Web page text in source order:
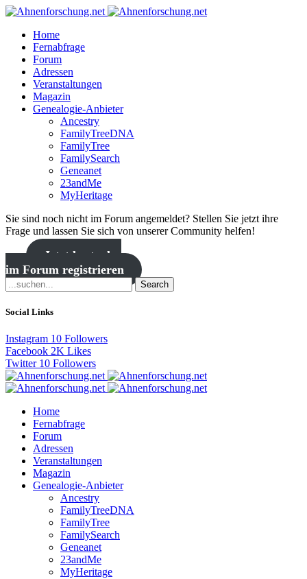
Home
Fernabfrage
Forum
Adressen
Veranstaltungen
Magazin
Genealogie-Anbieter
Ancestry
FamilyTreeDNA
FamilyTree
FamilySearch
Geneanet
23andMe
MyHeritage
Sie sind noch nicht im Forum angemeldet? Stellen Sie jetzt ihre
Frage und lassen Sie sich von unserer Community helfen!
Jetzt kostenlos
im Forum registrieren
Search
Social Links
Instagram 10 Followers
Facebook 2K Likes
Twitter 10 Followers
Home
Fernabfrage
Forum
Adressen
Veranstaltungen
Magazin
Genealogie-Anbieter
Ancestry
FamilyTreeDNA
FamilyTree
FamilySearch
Geneanet
23andMe
MyHeritage